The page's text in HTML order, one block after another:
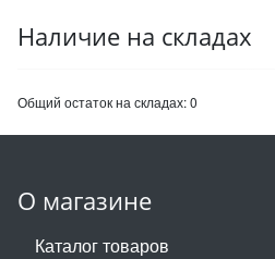
Наличие на складах
Общий остаток на складах:0
О магазине
Каталог товаров